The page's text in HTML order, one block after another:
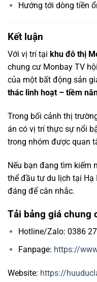
Hướng tới dòng tiền
Kết luận
Với vị trí tại khu đô thị
chung cư Monbay TV
của một bất động sản
thác linh hoạt – tiềm
Trong bối cảnh thị
án có vị trí thực sự nổi
trong nhóm được quan
Nếu bạn đang tìm kiếm
thể đầu tư du lịch tại Hạ
đáng để cân nhắc.
Tải bảng giá chung
Hotline/Zalo: 0386
Fanpage: https://
Website: https://